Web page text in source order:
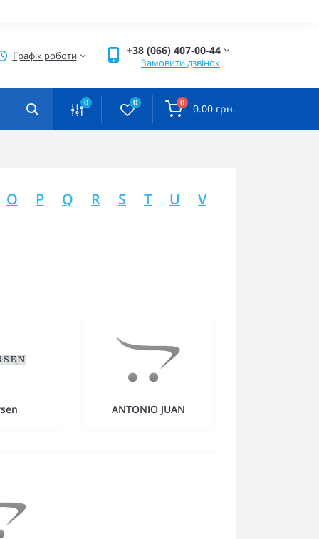
Графік роботи +38 (066) 407-00-44
Замовити дзвінок
0 0 0 0.00 грн.
O P Q R S T U V
ANTONIO JUAN